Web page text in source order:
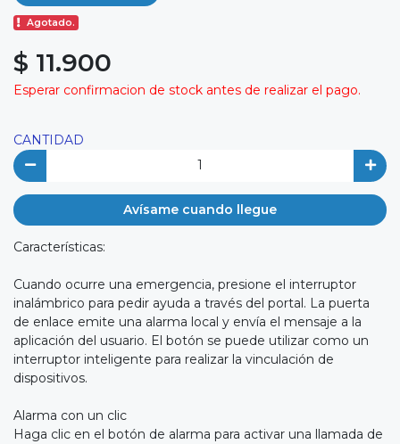
Agotado.
$ 11.900
Esperar confirmacion de stock antes de realizar el pago.
CANTIDAD
Avísame cuando llegue
Características:
Cuando ocurre una emergencia, presione el interruptor
inalámbrico para pedir ayuda a través del portal. La puerta
de enlace emite una alarma local y envía el mensaje a la
aplicación del usuario. El botón se puede utilizar como un
interruptor inteligente para realizar la vinculación de
dispositivos.
Alarma con un clic
Haga clic en el botón de alarma para activar una llamada de